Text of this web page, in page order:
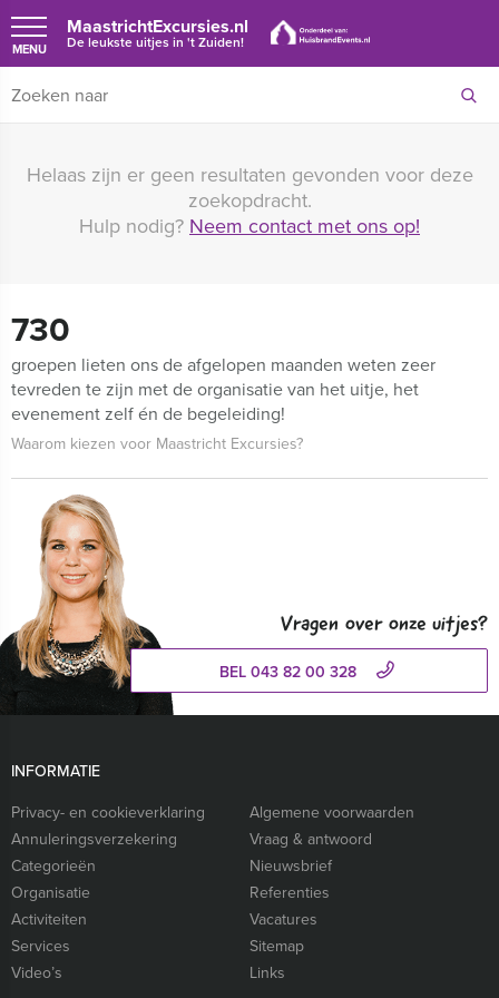
MaastrichtExcursies.nl
De leukste uitjes in 't Zuiden!
MENU
Helaas zijn er geen resultaten gevonden voor deze
zoekopdracht.
Hulp nodig? Neem contact met ons op!
730
groepen lieten ons de afgelopen maanden weten zeer
tevreden te zijn met de organisatie van het uitje, het
evenement zelf én de begeleiding!
Waarom kiezen voor Maastricht Excursies?
Vragen over onze uitjes?
BEL 043 82 00 328
INFORMATIE
Privacy- en cookieverklaring
Algemene voorwaarden
Annuleringsverzekering
Vraag & antwoord
Categorieën
Nieuwsbrief
Organisatie
Referenties
Activiteiten
Vacatures
Services
Sitemap
Video’s
Links